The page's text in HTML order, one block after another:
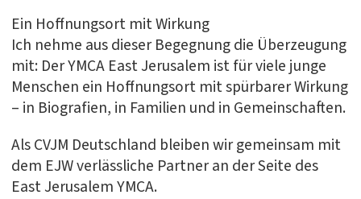
Ein Hoffnungsort mit Wirkung
Ich nehme aus dieser Begegnung die Überzeugung
mit: Der YMCA East Jerusalem ist für viele junge
Menschen ein Hoffnungsort mit spürbarer Wirkung
– in Biografien, in Familien und in Gemeinschaften.
Als CVJM Deutschland bleiben wir gemeinsam mit
dem EJW verlässliche Partner an der Seite des
East Jerusalem YMCA.